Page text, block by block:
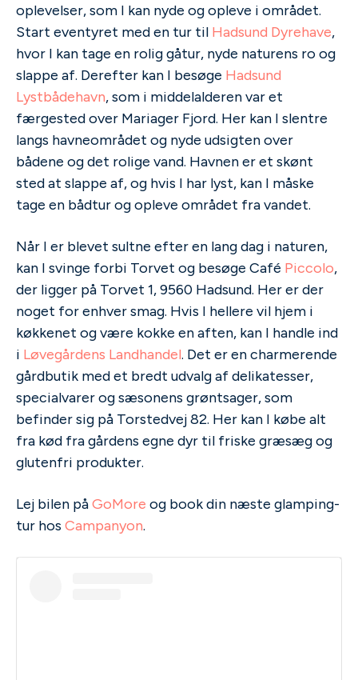
oplevelser, som I kan nyde og opleve i området.
Start eventyret med en tur til Hadsund Dyrehave,
hvor I kan tage en rolig gåtur, nyde naturens ro og
slappe af. Derefter kan I besøge Hadsund
Lystbådehavn, som i middelalderen var et
færgested over Mariager Fjord. Her kan I slentre
langs havneområdet og nyde udsigten over
bådene og det rolige vand. Havnen er et skønt
sted at slappe af, og hvis I har lyst, kan I måske
tage en bådtur og opleve området fra vandet.
Når I er blevet sultne efter en lang dag i naturen,
kan I svinge forbi Torvet og besøge Café Piccolo,
der ligger på Torvet 1, 9560 Hadsund. Her er der
noget for enhver smag. Hvis I hellere vil hjem i
køkkenet og være kokke en aften, kan I handle ind
i Løvegårdens Landhandel. Det er en charmerende
gårdbutik med et bredt udvalg af delikatesser,
specialvarer og sæsonens grøntsager, som
befinder sig på Torstedvej 82. Her kan I købe alt
fra kød fra gårdens egne dyr til friske græsæg og
glutenfri produkter.
Lej bilen påGoMore og book din næste glamping-
tur hos Campanyon.